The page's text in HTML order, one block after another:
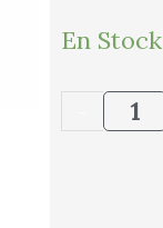
En Stock
quantité
de
Etabli